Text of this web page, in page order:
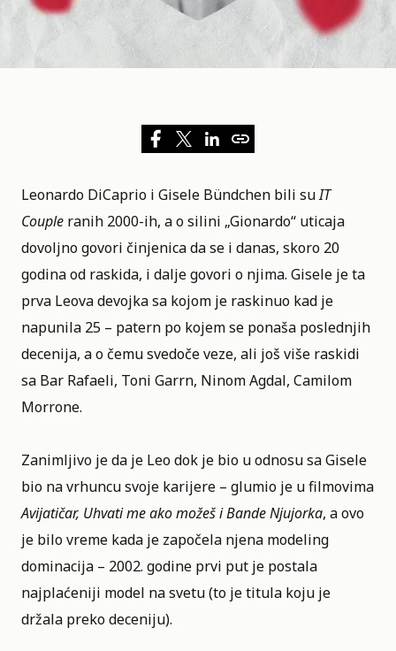
Leonardo DiCaprio i Gisele Bündchen bili suIT
Couple ranih 2000-ih, a o silini „Gionardo“ uticaja
dovoljno govori činjenica da se i danas, skoro 20
godina od raskida, i dalje govori o njima. Gisele je ta
prva Leova devojka sa kojom je raskinuo kad je
napunila 25 – patern po kojem se ponaša poslednjih
decenija, a o čemu svedoče veze, ali još više raskidi
sa Bar Rafaeli, Toni Garrn, Ninom Agdal, Camilom
Morrone.
Zanimljivo je da je Leo dok je bio u odnosu sa Gisele
bio na vrhuncu svoje karijere – glumio je u filmovima
Avijatičar, Uhvati me ako možeš i Bande Njujorka, a ovo
je bilo vreme kada je započela njena modeling
dominacija – 2002. godine prvi put je postala
najplaćeniji model na svetu (to je titula koju je
držala preko deceniju).